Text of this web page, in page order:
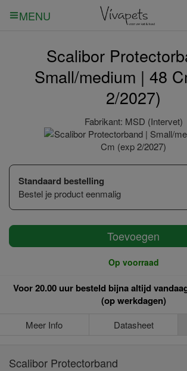
MENU
Scalibor
Small/medium | 48
2/2027)
Fabrikant: MSD (Intervet)
Standaard bestelling
Bestel je product eenmalig
Toevoegen
Op voorraad
Voor 20.00 uur besteld bijna altijd
(op werkdagen)
Meer Info Datasheet
Scalibor Protectorband